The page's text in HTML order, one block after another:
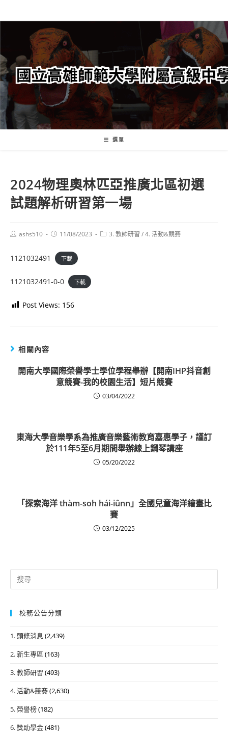
轉
要
內
容
選單
2024物理奧林匹亞推廣北區初選
試題解析研習第一場
Postashs510
Post11/08/2023
Post3. 教師研習 /4. 活動&競賽
1121032491 下載
1121032491-0-0 下載
Post Views: 156
相關內容
開南大學國際榮譽學士學位學程舉辦【開南IHP抖音創
意競賽-我的校園生活】短片競賽
03/04/2022
東海大學音樂學系為推廣音樂藝術教育嘉惠學子，謹訂
於111年5至6月期間舉辦線上鋼琴講座
05/20/2022
「探索海洋 thàm-soh hái-iûnn」全國兒童海洋繪畫比
賽
03/12/2025
Search
for:
校務公告分類
1. 頭條消息 (2,439)
2. 新生專區 (163)
3. 教師研習 (493)
4. 活動&競賽(2,630)
5. 榮譽榜(182)
6. 獎助學金(481)